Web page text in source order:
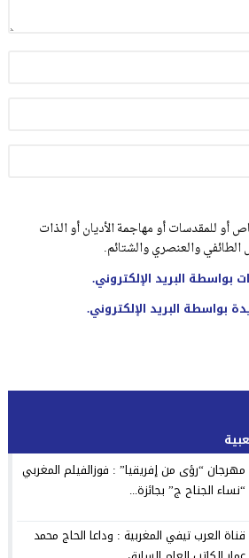
أو للمقدسات أو مهاجمة الأديان أو الذات
الطائفي والعنصري والشتائم.
بواسطة البريد الإلكتروني.
بواسطة البريد الإلكتروني.
مهرجان “رؤى من إفريقيا” : فوزالفيلم المغربي
“نساء الجناح ج” بجائزة...
قناة العرب تيفي المغربية : وداعا الحاج محمد